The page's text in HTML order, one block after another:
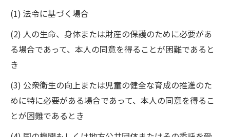
(1) 法令に基づく場合
(2) 人の生命、身体または財産の保護のために必要があ
る場合であって、本人の同意を得ることが困難であると
き
(3) 公衆衛生の向上または児童の健全な育成の推進のた
めに特に必要がある場合であって、本人の同意を得るこ
とが困難であるとき